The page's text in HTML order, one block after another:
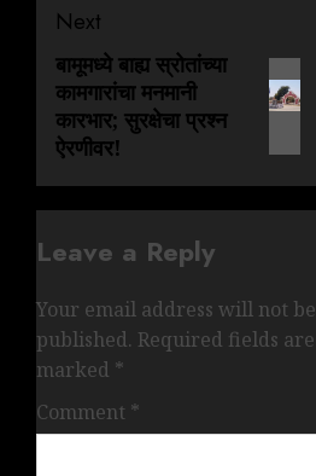
Next
बामूमध्ये बाह्य स्रोतांच्या
कामगारांचा मनमानी
कारभार; सुरक्षेचा प्रश्न
ऐरणीवर!
Leave a Reply
Your email address will not be
published. Required fields are
marked *
Comment *